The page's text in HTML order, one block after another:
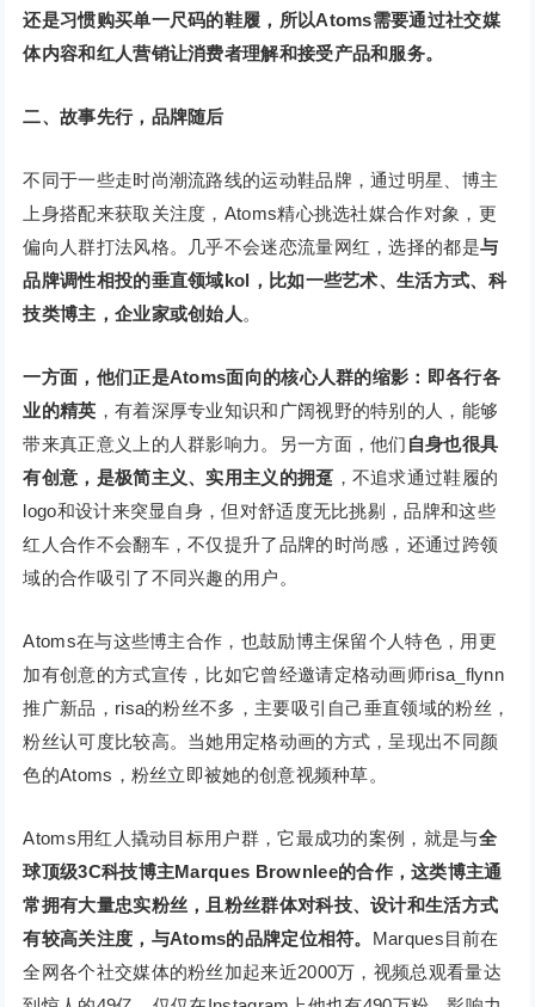
还是习惯购买单一尺码的鞋履，所以Atoms需要通过社交媒
体内容和红人营销让消费者理解和接受产品和服务。
二、故事先行，品牌随后
不同于一些走时尚潮流路线的运动鞋品牌，通过明星、博主
上身搭配来获取关注度，Atoms精心挑选社媒合作对象，更
偏向人群打法风格。几乎不会迷恋流量网红，选择的都是与
品牌调性相投的垂直领域kol，比如一些艺术、生活方式、科
技类博主，企业家或创始人 。
一方面，他们正是Atoms面向的核心人群的缩影：即各行各
业的精英 ，有着深厚专业知识和广阔视野的特别的人，能够
带来真正意义上的人群影响力。另一方面，他们 自身也很具
有创意，是极简主义、实用主义的拥趸 ，不追求通过鞋履的
logo和设计来突显自身，但对舒适度无比挑剔，品牌和这些
红人合作不会翻车，不仅提升了品牌的时尚感，还通过跨领
域的合作吸引了不同兴趣的用户。
Atoms在与这些博主合作，也鼓励博主保留个人特色，用更
加有创意的方式宣传，比如它曾经邀请定格动画师risa_flynn
推广新品，risa的粉丝不多，主要吸引自己垂直领域的粉丝，
粉丝认可度比较高。当她用定格动画的方式，呈现出不同颜
色的Atoms，粉丝立即被她的创意视频种草。
Atoms用红人撬动目标用户群，它最成功的案例，就是与全
球顶级3C科技博主Marques Brownlee的合作，这类博主通
常拥有大量忠实粉丝，且粉丝群体对科技、设计和生活方式
有较高关注度，与Atoms的品牌定位相符。 Marques目前在
全网各个社交媒体的粉丝加起来近2000万，视频总观看量达